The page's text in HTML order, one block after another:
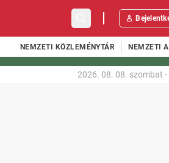
NEMZETI KÖZLEMÉNYTÁR NEMZETI
2026. 08. 08. szombat -